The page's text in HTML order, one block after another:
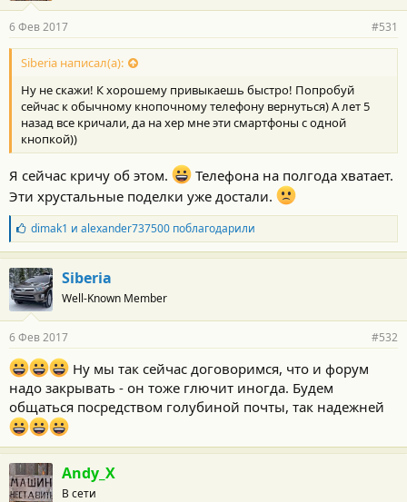
6 Фев 2017 #531
Siberia написал(а):
Ну не скажи! К хорошему привыкаешь быстро! Попробуй
сейчас к обычному кнопочному телефону вернуться) А лет 5
назад все кричали, да на хер мне эти смартфоны с одной
кнопкой))
Я сейчас кричу об этом.
Телефона на полгода хватает.
Эти хрустальные поделки уже достали.
Б
л
а
г
о
д
а
н
о
с
т
и
:
dimak1 и alexander737500поблагодарили
Siberia
Well-Known Member
6 Фев 2017 #532
Ну мы так сейчас договоримся, что и форум
надо закрывать - он тоже глючит иногда. Будем
общаться посредством голубиной почты, так надежней
Andy_X
В сети